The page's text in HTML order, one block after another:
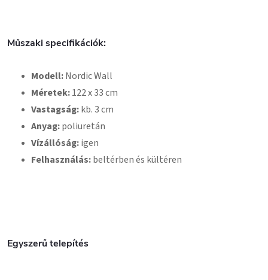
Műszaki specifikációk:
Modell:Nordic Wall
Méretek:122 x 33 cm
Vastagság:kb. 3 cm
Anyag:poliuretán
Vízállóság:igen
Felhasználás:beltérben és kültéren
Egyszerű telepítés